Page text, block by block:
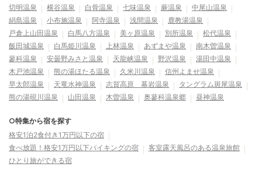
切明温泉
横谷温泉 白骨温泉 七味温泉 蕨温泉
中尾山温泉
絹島温泉
小布施温泉 阿寺温泉 浅間温泉
鹿教湯温泉
戸倉上山田温泉
白馬八方温泉 美ヶ原温泉 別所温泉
松代温泉
飯田城温泉
白馬姫川温泉 上林温泉 あずまや温泉
南木曽温泉
蓼科温泉
安曇野みさと温泉 天龍峡温泉 野沢温泉
湯田中温泉
木戸池温泉
熊の湯ほたる温泉 久米川温泉
信州よませ温泉
早太郎温泉
天竜水神温泉 志賀高原 幕岩温泉
タングラム斑尾温泉
熊の湯硯川温泉
山田温泉 木曽温泉 奥蓼科温泉郷 昼神温泉
○特集から宿を探す
格安1泊2食付き1万円以下の宿
食べ放題！格安1万円以下バイキングの宿
客室露天風呂のある温泉旅館
ひとり旅ができる宿